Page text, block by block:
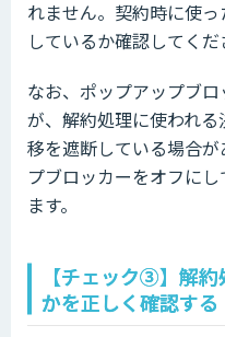
れません。契約時に使
しているか確認してくだ
なお、ポップアップブ
が、解約処理に使われ
移を遮断している場合
プブロッカーをオフに
ます。
【チェック③】解
かを正しく確認する